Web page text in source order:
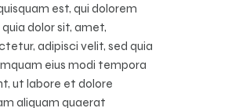
est, qui dolorem
quia dolor sit, amet,
adipisci velit, sed quia
eius modi tempora
ut labore et dolore
aliquam quaerat